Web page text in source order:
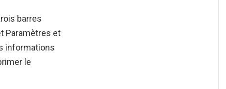
barres
Paramètres et
informations
le